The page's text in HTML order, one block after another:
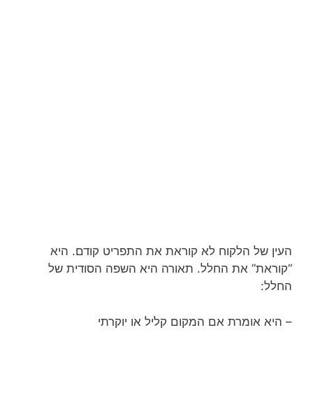
העין של הלקוח לא קוראת את התפריט קודם. היא
“קוראת” את החלל. תאורה היא השפה הסודית של
החלל:
– היא אומרת אם המקום קליל או יוקרתי